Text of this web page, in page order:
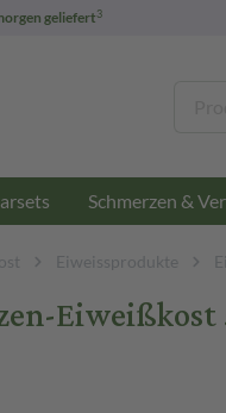
geliefert3
Schmerzen &
Eiweissprodukte
Eiweißkost